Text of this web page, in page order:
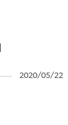
2020/05/22